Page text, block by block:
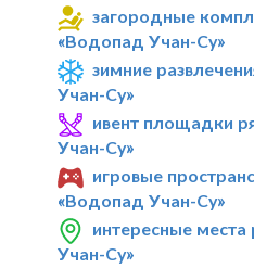
загородные
«Водопад Учан-Су»
зимние
Учан-Су»
ивент площадки
Учан-Су»
игровые
«Водопад Учан-Су»
интересные
Учан-Су»